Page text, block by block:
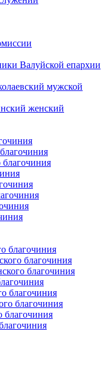
Валуйской епархии
мужской
женский
благочиния
благочиния
благочиния
благочиния
благочиния
благочиния